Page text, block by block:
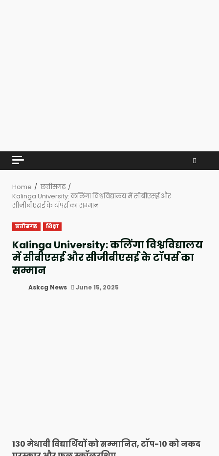
Home
छत्तीसगढ़
Kalinga University: कलिंगा विश्वविद्यालय में सीबीएसई और
सीजीबीएसई के टॉपर्स का सम्मान
छत्तीसगढ़ शिक्षा
Kalinga University: कलिंगा विश्वविद्यालय
में सीबीएसई और सीजीबीएसई के टॉपर्स का
सम्मान
Askcg News June 15, 2025
130 मेधावी विद्यार्थियों को सम्मानित, टॉप-10 को नकद